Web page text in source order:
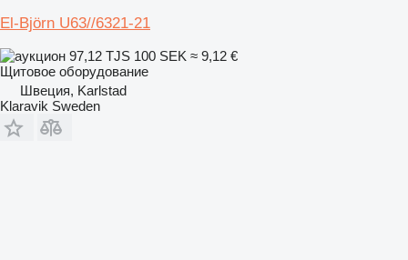
El-Björn U63//6321-21
97,12 TJS 100 SEK ≈ 9,12 €
Щитовое оборудование
Швеция, Karlstad
Klaravik Sweden